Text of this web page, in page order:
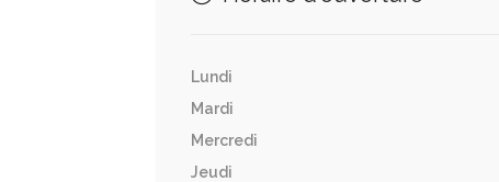
Lundi
Mardi
Mercredi
Jeudi